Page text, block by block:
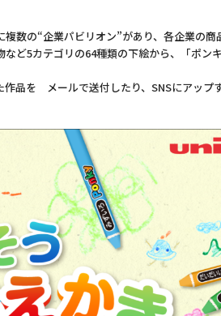
の“企業パビリオン”があり、各企業の商
5カテゴリの64種類の下絵から、「ポン
品を メールで送付したり、SNSにアップす